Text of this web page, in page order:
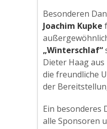
Besonderen
Joachim Kupke
„Winterschlaf“
Dieter Haag
die freundliche
der
Ein besonderes
alle Sponsoren